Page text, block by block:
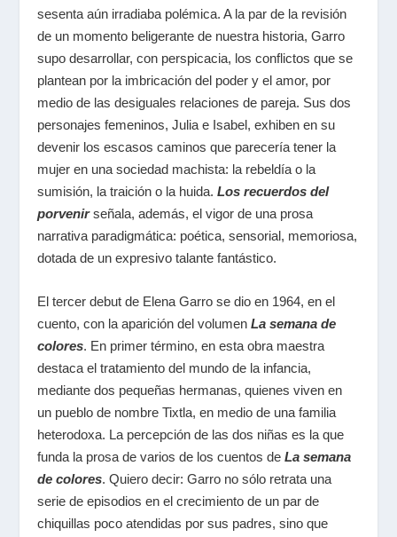
sesenta aún irradiaba polémica. A la par de la revisión
de un momento beligerante de nuestra historia, Garro
supo desarrollar, con perspicacia, los conflictos que se
plantean por la imbricación del poder y el amor, por
medio de las desiguales relaciones de pareja. Sus dos
personajes femeninos, Julia e Isabel, exhiben en su
devenir los escasos caminos que parecería tener la
mujer en una sociedad machista: la rebeldía o la
sumisión, la traición o la huida.Los recuerdos del
porvenirseñala, además, el vigor de una prosa
narrativa paradigmática: poética, sensorial, memoriosa,
dotada de un expresivo talante fantástico.
El tercer debut de Elena Garro se dio en 1964, en el
cuento, con la aparición del volumenLa semana de
colores. En primer término, en esta obra maestra
destaca el tratamiento del mundo de la infancia,
mediante dos pequeñas hermanas, quienes viven en
un pueblo de nombre Tixtla, en medio de una familia
heterodoxa. La percepción de las dos niñas es la que
funda la prosa de varios de los cuentos deLa semana
de colores. Quiero decir: Garro no sólo retrata una
serie de episodios en el crecimiento de un par de
chiquillas poco atendidas por sus padres, sino que